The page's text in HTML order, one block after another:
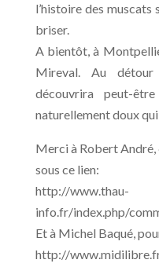
l’histoire des muscats
briser.
A bientôt, à
Mireval. Au
découvrira peut-
naturellement doux
Merci à Robert
sous ce lien:
http://www.thau-
info.fr/index.php/
Et à Michel Baqué,
http://